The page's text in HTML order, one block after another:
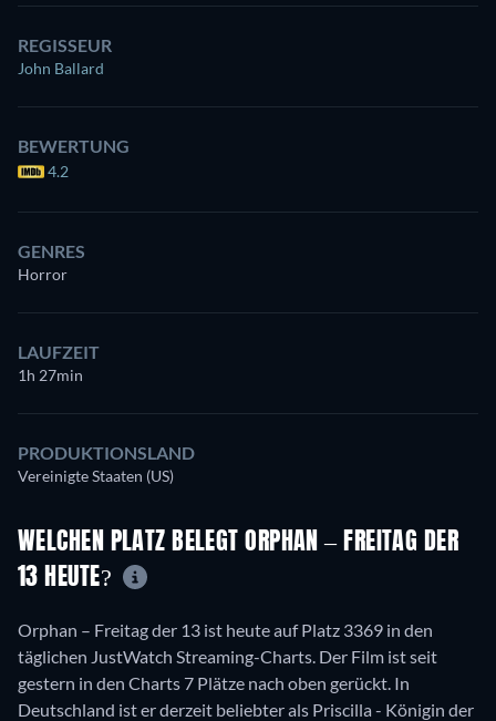
REGISSEUR
John Ballard
BEWERTUNG
4.2
GENRES
Horror
LAUFZEIT
1h 27min
PRODUKTIONSLAND
Vereinigte Staaten (US)
WELCHEN PLATZ BELEGT ORPHAN – FREITAG DER
13 HEUTE?
Orphan – Freitag der 13 ist heute auf Platz 3369 in den
täglichen JustWatch Streaming-Charts. Der Film ist seit
gestern in den Charts 7 Plätze nach oben gerückt. In
Deutschland ist er derzeit beliebter als Priscilla - Königin der